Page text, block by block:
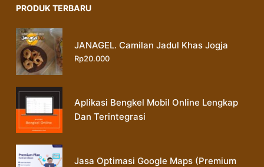
PRODUK TERBARU
JANAGEL. Camilan Jadul Khas Jogja
Rp20.000
Aplikasi Bengkel Mobil Online Lengkap
Dan Terintegrasi
Jasa Optimasi Google Maps (Premium